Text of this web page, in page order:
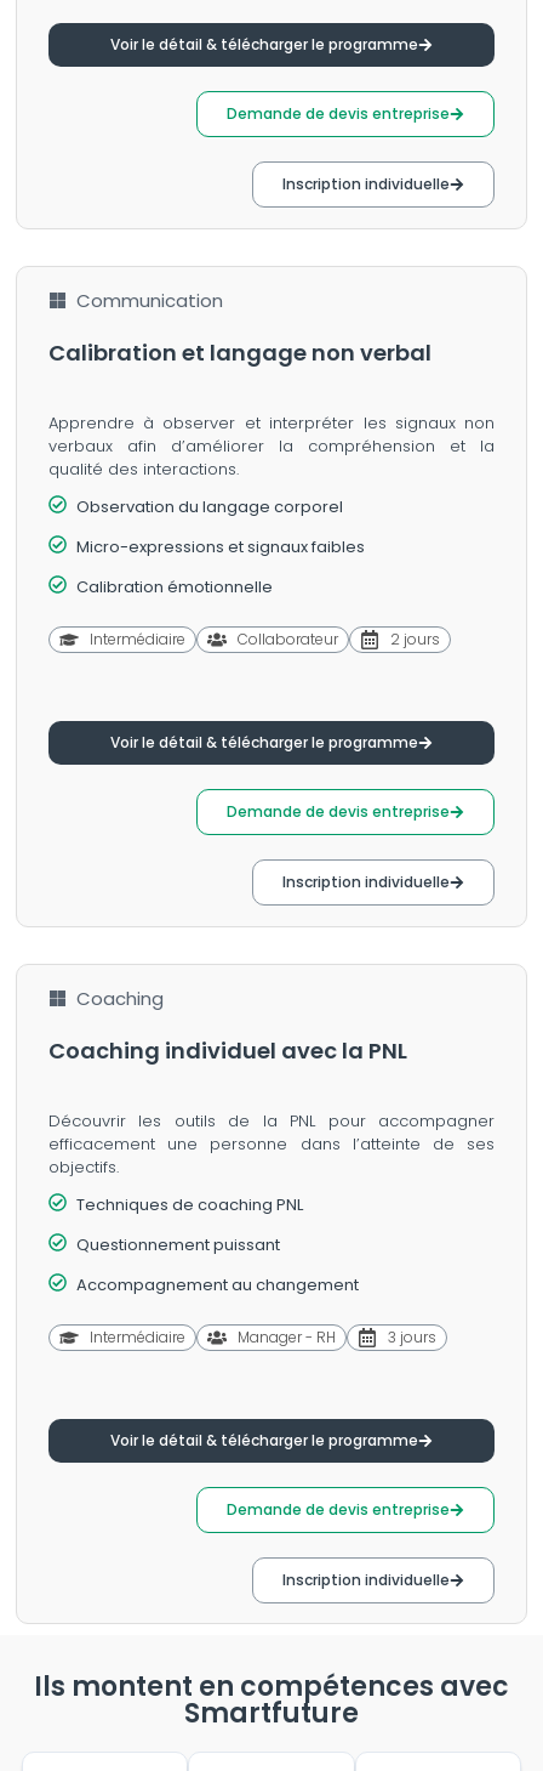
Voir le détail & télécharger le programme
Demande de devis entreprise
Inscription individuelle
Communication
Calibration et langage non verbal
Apprendre à observer et interpréter les signaux non
verbaux afin d’améliorer la compréhension et la
qualité des interactions.
Observation du langage corporel
Micro-expressions et signaux faibles
Calibration émotionnelle
Intermédiaire Collaborateur 2 jours
Voir le détail & télécharger le programme
Demande de devis entreprise
Inscription individuelle
Coaching
Coaching individuel avec la PNL
Découvrir les outils de la PNL pour accompagner
efficacement une personne dans l’atteinte de ses
objectifs.
Techniques de coaching PNL
Questionnement puissant
Accompagnement au changement
Intermédiaire Manager - RH 3 jours
Voir le détail & télécharger le programme
Demande de devis entreprise
Inscription individuelle
Ils montent en compétences avec
Smartfuture